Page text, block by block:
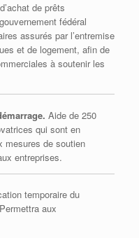
de prêts
fédéral
assurés par l’entremise
et de logement, afin de
à soutenir les
Aide de 250
qui sont en
mesures de soutien
entreprises.
temporaire du
aux